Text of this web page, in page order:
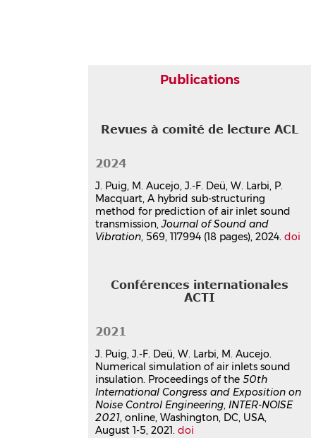
Julien Puig,Jean-François Deü
Washington DC (virtual), United States.
⟨10.3397/IN-2021-1976⟩
hal-03430385v1
Thèse
Étude et modélisation
numérique de la transmission
acoustique des entrées d'air de
Julien Puig
Acoustique [physics.class-ph]. HESAM
Université, 2023. Français.
Poster
Étude et modélisation
numérique de la transmission
acoustique des entrées d'air de
fenêtres
Publications
Revues à comité de lecture ACL
2024
J. Puig, M. Aucejo, J.-F. Deü, W. Larbi, P.
Macquart, A hybrid sub-structuring
method for prediction of air inlet sound
transmission,Journal of Sound and
Vibration, 569, 117994 (18 pages), 2024.doi
Conférences internationales
ACTI
2021
J. Puig, J.-F. Deü, W. Larbi, M. Aucejo.
Numerical simulation of air inlets sound
insulation. Proceedings of the50th
International Congress and Exposition on
Noise Control Engineering,INTER-NOISE
2021, online, Washington, DC, USA,
August 1-5, 2021.doi